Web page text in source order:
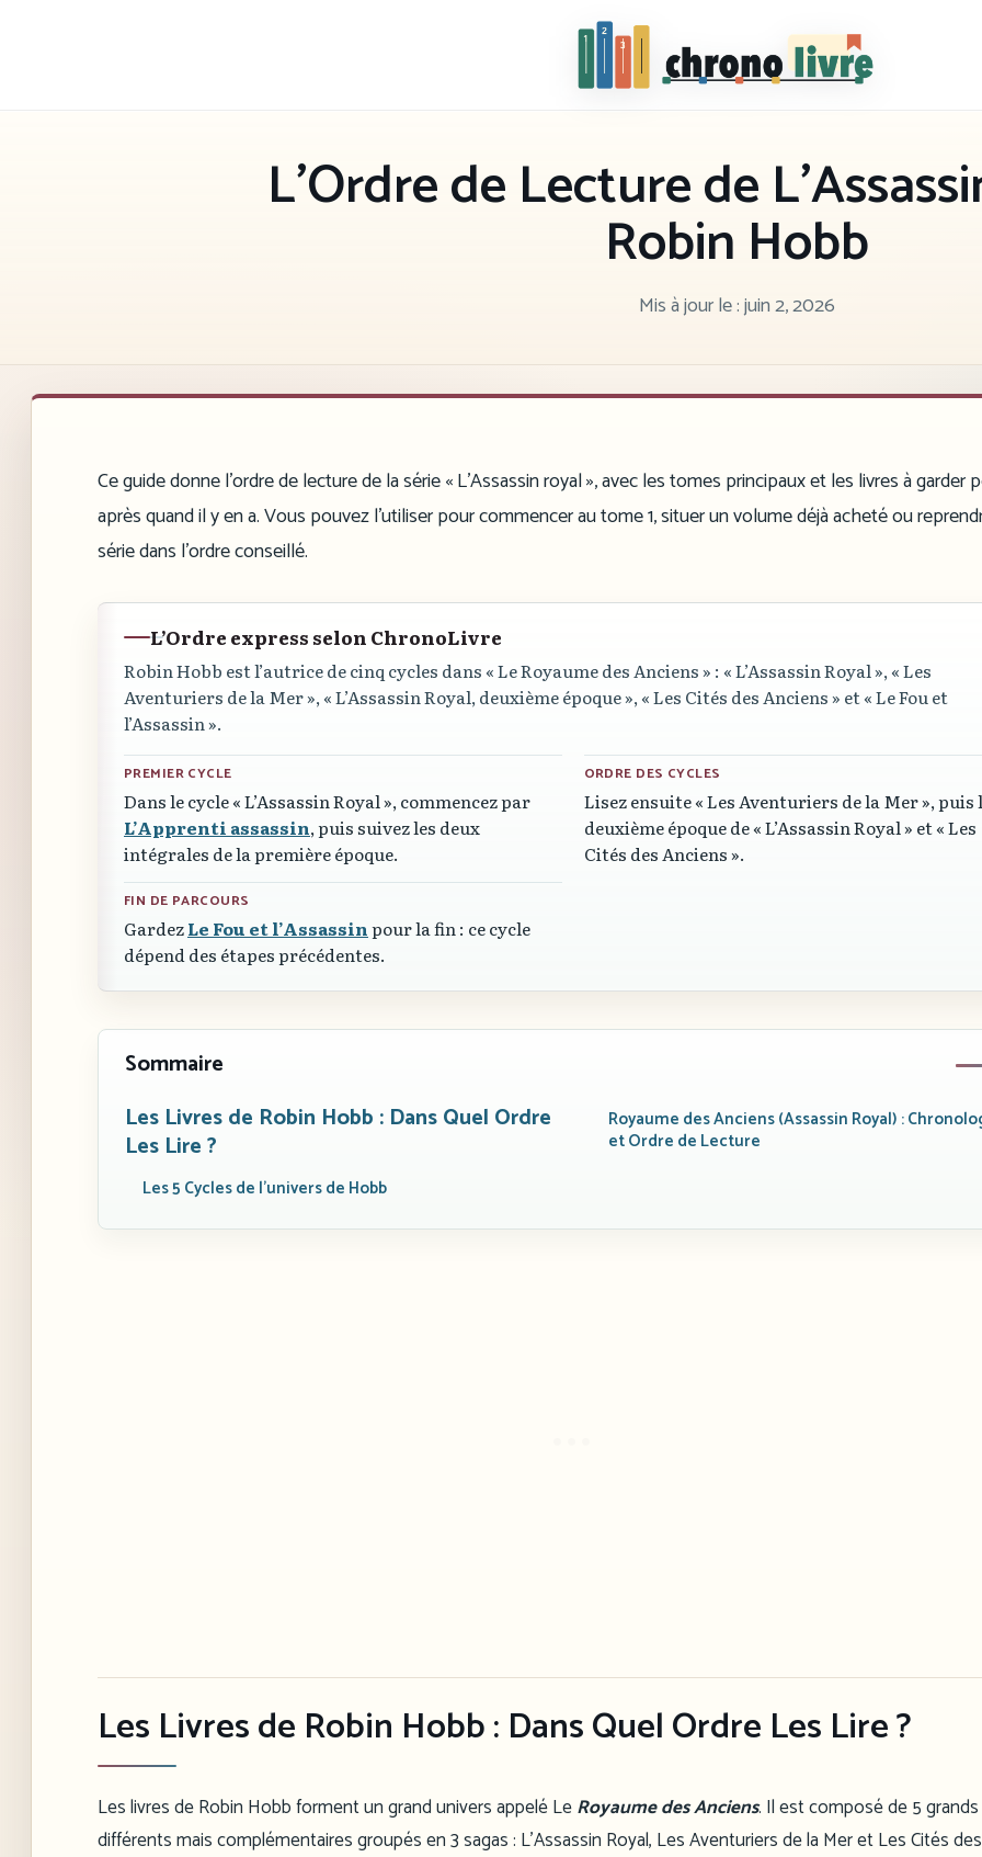
Chronolivre
L’Ordre de Lecture de
Robin Hobb
Mis à jour le :juin 2, 2026
Ce guide donne l’ordre de lecture de la série « L’Assassin royal », avec les tomes principaux et les livres à garder
après quand il y en a. Vous pouvez l’utiliser pour commencer au tome 1, situer un volume déjà acheté ou
série dans l’ordre conseillé.
L’Ordre express selon ChronoLivre
Robin Hobb est l’autrice de cinq cycles dans « Le Royaume des Anciens » : « L’Assassin Royal »,« Les
Aventuriers de la Mer »,« L’Assassin Royal, deuxième époque »,« Les Cités des Anciens » et« Le Fou et
l’Assassin ».
PREMIER CYCLE
Dans le cycle« L’Assassin Royal », commencez par
L’Apprenti assassin, puis suivez les deux
intégrales de la première époque.
ORDRE DES CYCLES
Lisez ensuite« Les Aventuriers de la Mer », puis
deuxième époque de« L’Assassin Royal » et« Les
Cités des Anciens ».
FIN DE PARCOURS
GardezLe Fou et l’Assassinpour la fin : ce cycle
dépend des étapes précédentes.
Sommaire
Les Livres de Robin Hobb : Dans Quel Ordre
Les Lire ?
Les 5 Cycles de l’univers de Hobb
Royaume des Anciens (Assassin Royal) :
et Ordre de Lecture
Les Livres de Robin Hobb : Dans Quel Ordre Les Lire ?
Les livres de Robin Hobb forment un grand univers appelé LeRoyaume des Anciens. Il est composé de 5
différents mais complémentaires groupés en 3 sagas : L’Assassin Royal, Les Aventuriers de la Mer et Les Cités des